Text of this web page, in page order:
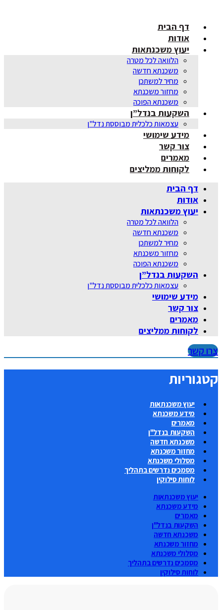
דף הבית
אודות
יעוץ משכנתאות
הלוואה לכל מטרה
משכנתא חדשה
מחיר למשתכן
מחזור משכנתא
משכנתא הפוכה
השקעות בנדל”ן
עצמאות כלכלית מבוססת נדל"ן
מידע שימושי
צור קשר
מאמרים
לקוחות ממליצים
דף הבית
אודות
יעוץ משכנתאות
הלוואה לכל מטרה
משכנתא חדשה
מחיר למשתכן
מחזור משכנתא
משכנתא הפוכה
השקעות בנדל”ן
עצמאות כלכלית מבוססת נדל"ן
מידע שימושי
צור קשר
מאמרים
לקוחות ממליצים
צרו קשר
קטגוריות
יעוץ משכנתאות
מידע משכנתא
מאמרים
השקעות בנדל"ן
משכנתא חדשה
מחזור משכנתא
מסלולי משכנתא
מסמכים נדרשים בתהליך
לוחות סילוקין
יעוץ משכנתאות
מידע משכנתא
מאמרים
השקעות בנדל"ן
משכנתא חדשה
מחזור משכנתא
מסלולי משכנתא
מסמכים נדרשים בתהליך
לוחות סילוקין